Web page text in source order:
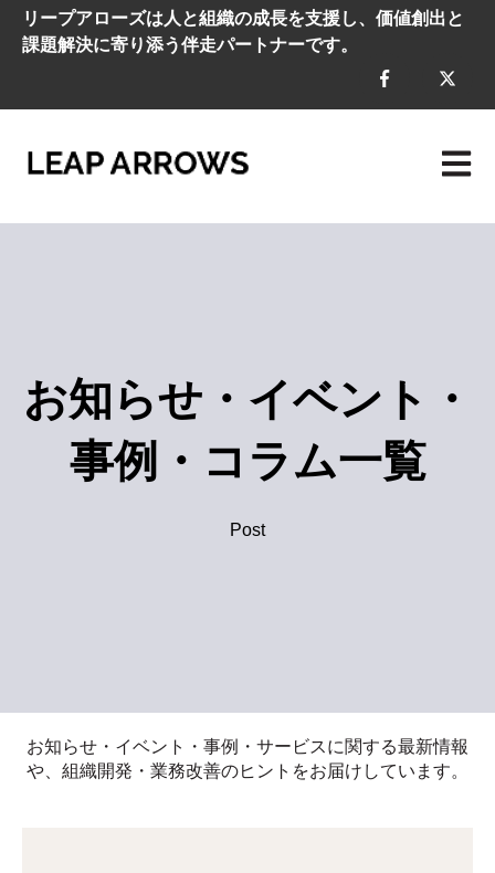
リープアローズは人と組織の成長を支援し、価値創出と
課題解決に寄り添う伴走パートナーです。
メイ
お知らせ・イベント・
事例・コラム一覧
Post
お知らせ・イベント・事例・サービスに関する最新情報
や、組織開発・業務改善のヒントをお届けしています。